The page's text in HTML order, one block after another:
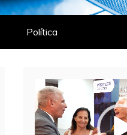
Política
Reproductor
de
video